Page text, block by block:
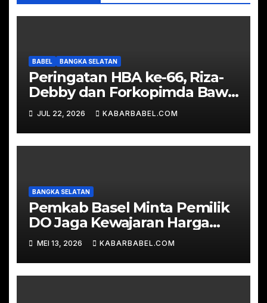
BABEL BANGKA SELATAN
Peringatan HBA ke-66, Riza-
Debby dan Forkopimda Bawa
Tumpeng Sambangi Kejari
JUL 22, 2026 KABARBABEL.COM
BANGKA SELATAN
Pemkab Basel Minta Pemilik
DO Jaga Kewajaran Harga
TBS
MEI 13, 2026 KABARBABEL.COM